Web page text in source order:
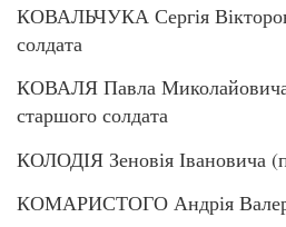
КОВАЛЬЧУКА Сергія
солдата
КОВАЛЯ Павла
старшого солдата
КОЛОДІЯ Зеновія Івановича
КОМАРИСТОГО Андрія